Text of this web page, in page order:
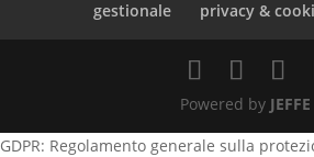
gestionale
privacy &
Powered by JEFFE
GDPR: Regolamento generale sulla